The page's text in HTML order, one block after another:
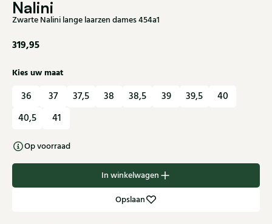
Nalini
Zwarte Nalini lange laarzen dames 454a1
319,95
Kies uw maat
36 37 37,5 38 38,5 39 39,5
40
40,5
41
Op voorraad
In winkelwagen
Opslaan